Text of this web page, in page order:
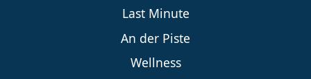
Last Minute
An der Piste
Wellness